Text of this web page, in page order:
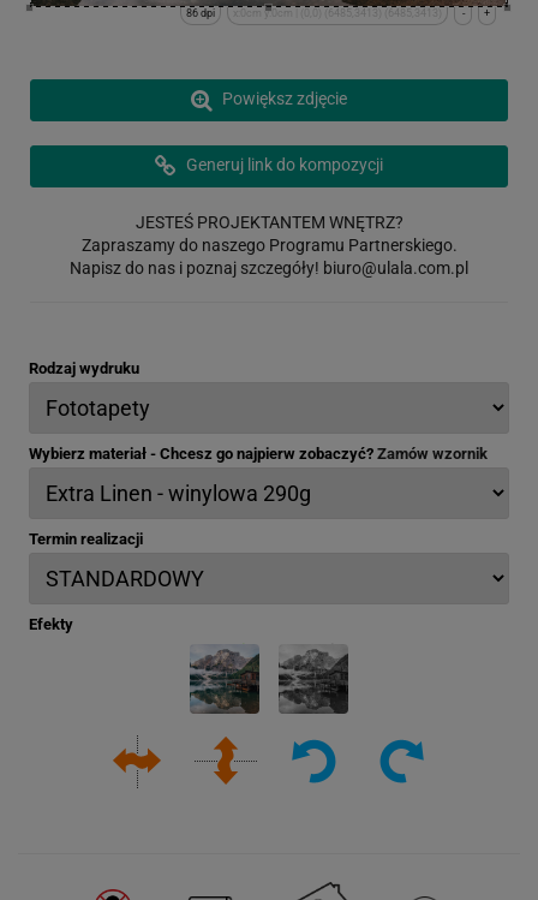
+
-
x:0cm y:0cm | (0,0) (6485,3413) (6485,3413)
86 dpi
Powiększ zdjęcie
Generuj link do kompozycji
JESTEŚ PROJEKTANTEM WNĘTRZ?
Zapraszamy do naszego Programu Partnerskiego.
Napisz do nas i poznaj szczegóły! biuro@ulala.com.pl
Rodzaj wydruku
Wybierz materiał - Chcesz go najpierw zobaczyć? Zamów wzornik
Termin realizacji
Efekty